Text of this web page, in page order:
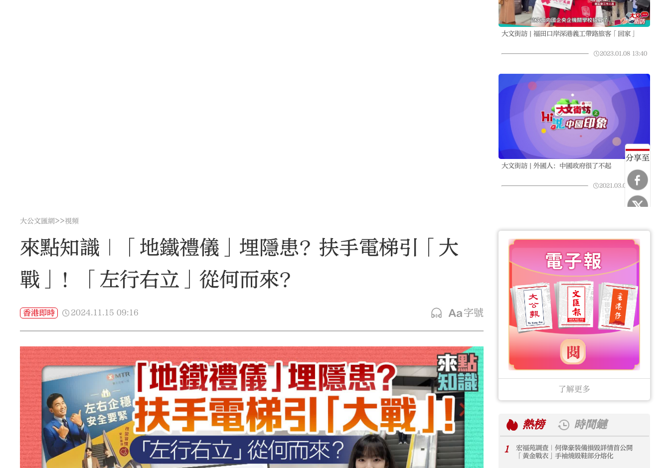
分享至
大文街訪 | 福田口岸深港義工帶路旅客「回家」
2023.01.08 13:40
大文街訪 | 外國人：中國政府很了不起
2021.03.08 06:26
大公文匯網>>視頻
來點知識｜「地鐵禮儀」埋隱患？扶手電梯引「大
戰」！「左行右立」從何而來？
香港即時 2024.11.15 09:16 字號
了解更多
熱榜 時間鏈
1
宏福苑調查｜何偉豪裝備損毀詳情首公開
「黃金戰衣」手袖燒毀鞋部分熔化